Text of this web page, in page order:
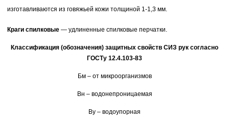
изготавливаются из говяжьей кожи толщиной 1-1,3 мм.
Краги спилковые — удлиненные спилковые перчатки.
Классификация (обозначения) защитных свойств СИЗ рук согласно
ГОСТу 12.4.103-83
Бм – от микроорганизмов
Вн – водонепроницаемая
Ву – водоупорная